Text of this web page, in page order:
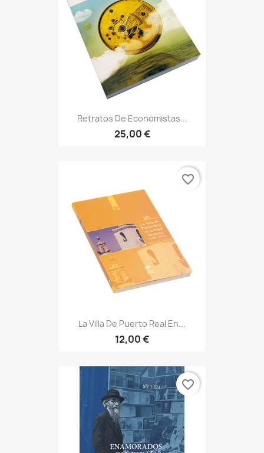
Retratos De Economistas...
25,00 €
La Villa De Puerto Real En...
12,00 €
favorite_border
favorite_border